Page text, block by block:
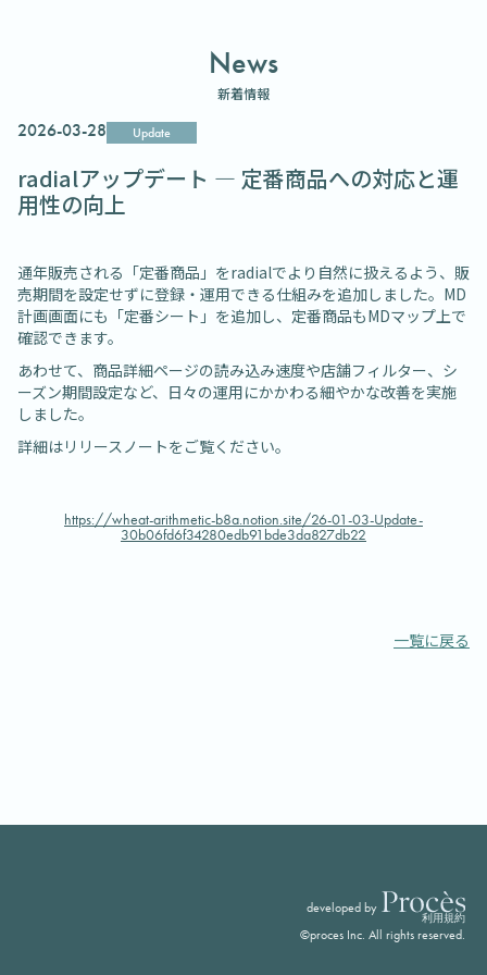
News
新着情報
2026-03-28 Update
radialアップデート ― 定番商品への対応と運
用性の向上
通年販売される「定番商品」をradialでより自然に扱えるよう、販
売期間を設定せずに登録・運用できる仕組みを追加しました。MD
計画画面にも「定番シート」を追加し、定番商品もMDマップ上で
確認できます。
あわせて、商品詳細ページの読み込み速度や店舗フィルター、シ
ーズン期間設定など、日々の運用にかかわる細やかな改善を実施
しました。
詳細はリリースノートをご覧ください。
https://wheat-arithmetic-b8a.notion.site/26-01-03-Update-
30b06fd6f34280edb91bde3da827db22
一覧に戻る
developed by
利用規約
©proces Inc. All rights reserved.